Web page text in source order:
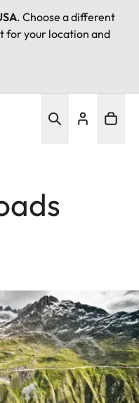
. Choose a different
for your location and